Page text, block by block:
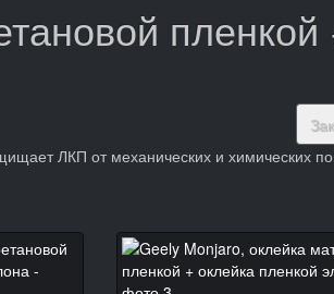
пленкой
ЛКП от механических и химических